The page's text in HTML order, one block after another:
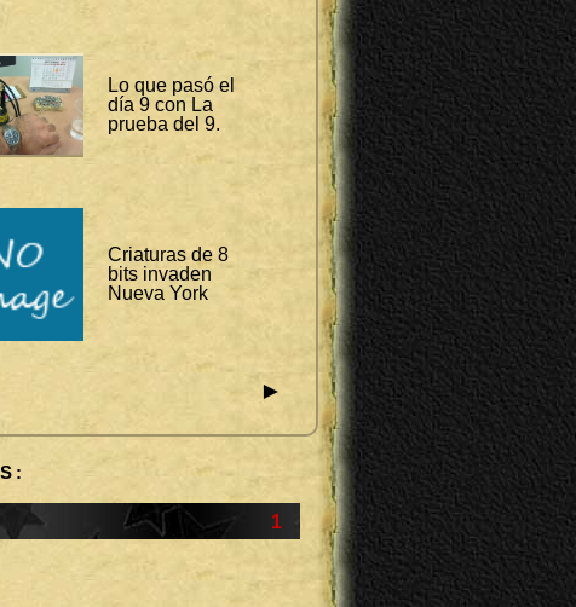
Lo que pasó el
día 9 con La
prueba del 9.
Criaturas de 8
bits invaden
Nueva York
►
1